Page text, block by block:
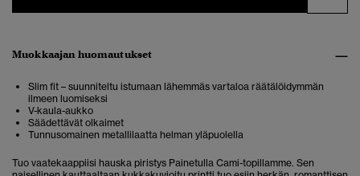
Muokkaajan huomautukset
Slim fit – suunniteltu istumaan lähemmäs vartaloa räätälöidymmän
ilmeen luomiseksi
V-kaula-aukko
Säädettävät olkaimet
Tunnusomainen metallilaatta helman yläpuolella
Tuo vaatekaappiisi hauska piristys Painetulla Cami-topillamme. Sen